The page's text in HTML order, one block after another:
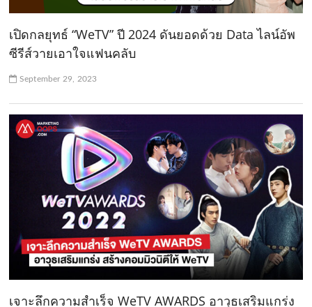
เปิดกลยุทธ์ “WeTV” ปี 2024 ดันยอดด้วย Data ไลน์อัพ
ซีรีส์วายเอาใจแฟนคลับ
September 29, 2023
เจาะลึกความสำเร็จ WeTV AWARDS อาวุธเสริมแกร่ง